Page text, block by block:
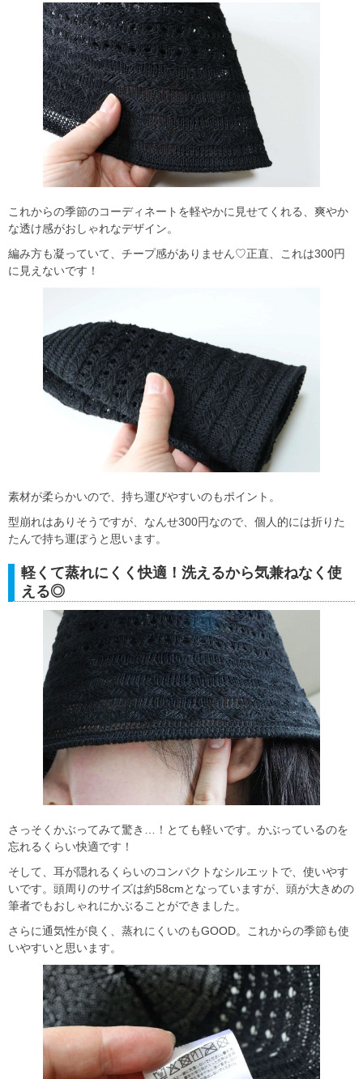
これからの季節のコーディネートを軽やかに見せてくれる、爽やか
な透け感がおしゃれなデザイン。
編み方も凝っていて、チープ感がありません♡正直、これは300円
に見えないです！
素材が柔らかいので、持ち運びやすいのもポイント。
型崩れはありそうですが、なんせ300円なので、個人的には折りた
たんで持ち運ぼうと思います。
軽くて蒸れにくく快適！洗えるから気兼ねなく使
える◎
さっそくかぶってみて驚き…！とても軽いです。かぶっているのを
忘れるくらい快適です！
そして、耳が隠れるくらいのコンパクトなシルエットで、使いやす
いです。頭周りのサイズは約58cmとなっていますが、頭が大きめの
筆者でもおしゃれにかぶることができました。
さらに通気性が良く、蒸れにくいのもGOOD。これからの季節も使
いやすいと思います。